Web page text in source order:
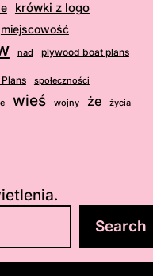
krówki z logo
miejscowość
nad plywood boat plans
społeczności
wieś wojny że życia
Search